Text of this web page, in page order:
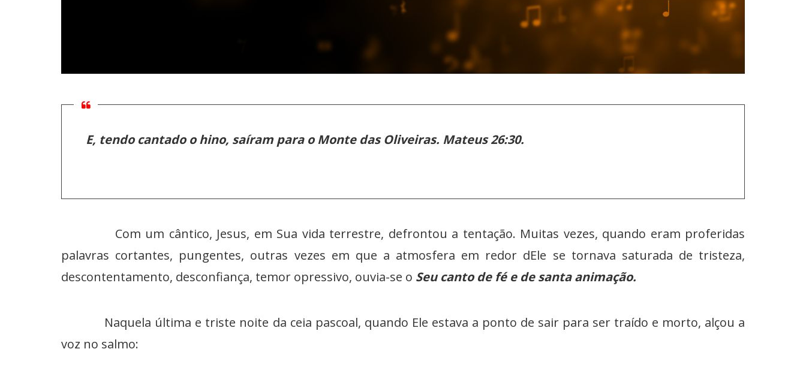
E, tendo cantado o hino, saíram para o Monte das Oliveiras. Mateus 26:30.
Com um cântico, Jesus, em Sua vida terrestre, defrontou a tentação. Muitas vezes, quando eram proferidas
palavras cortantes, pungentes, outras vezes em que a atmosfera em redor dEle se tornava saturada de tristeza,
descontentamento, desconfiança, temor opressivo, ouvia-se o Seu canto de fé e de santa animação.
Naquela última e triste noite da ceia pascoal, quando Ele estava a ponto de sair para ser traído e morto, alçou a
voz no salmo: